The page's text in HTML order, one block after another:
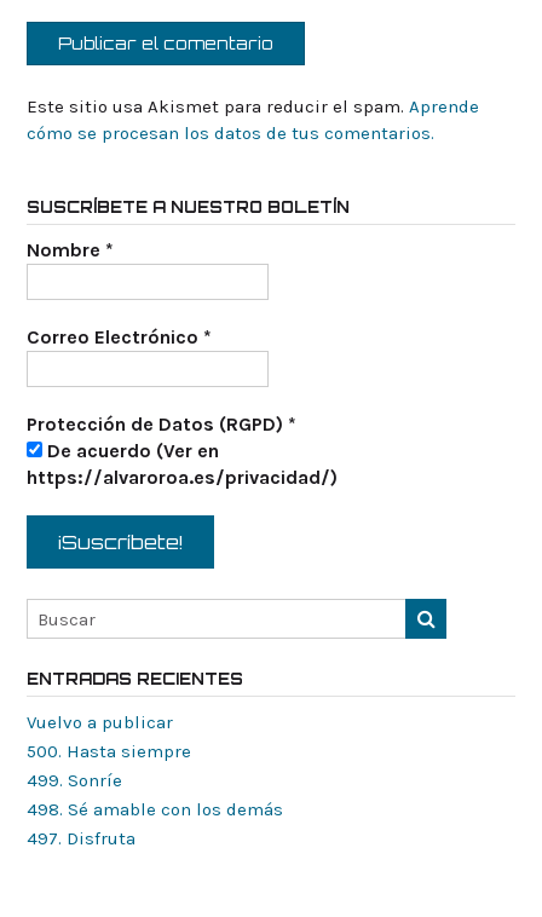
Este sitio usa Akismet para reducir el spam. Aprende
cómo se procesan los datos de tus comentarios.
SUSCRÍBETE A NUESTRO BOLETÍN
Nombre *
Correo Electrónico *
Protección de Datos (RGPD) *
De acuerdo (Ver en
https://alvaroroa.es/privacidad/)
ENTRADAS RECIENTES
Vuelvo a publicar
500. Hasta siempre
499. Sonríe
498. Sé amable con los demás
497. Disfruta